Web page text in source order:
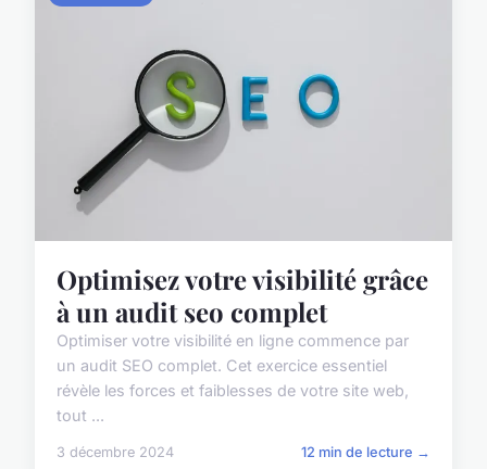
Optimisez votre visibilité grâce
à un audit seo complet
Optimiser votre visibilité en ligne commence par
un audit SEO complet. Cet exercice essentiel
révèle les forces et faiblesses de votre site web,
tout ...
3 décembre 2024 12 min de lecture →